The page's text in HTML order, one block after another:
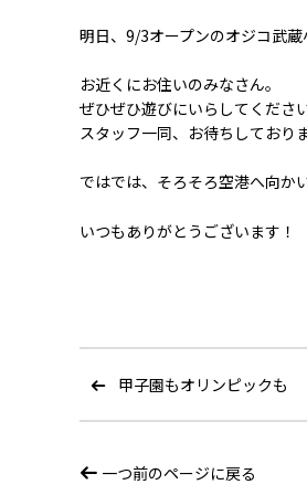
明日、9/3オープンのオジコ武蔵
お近くにお住いのみなさん。
ぜひぜひ遊びにいらしてくださ
スタッフ一同、お待ちしておりま
ではでは、そろそろ空港へ向かい
いつもありがとうございます！
甲子園もオリンピックも
一つ前のページに戻る